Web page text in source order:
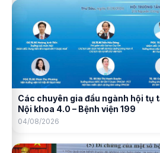
Các chuyên gia đầu ngành hội tụ
Nội khoa 4.0 – Bệnh viện 199
04/08/2026